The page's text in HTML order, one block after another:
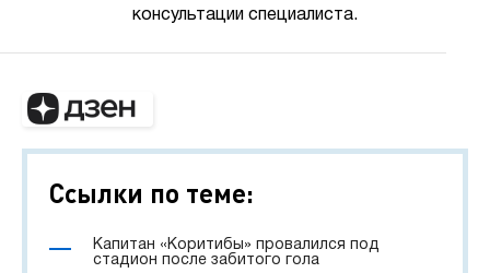
консультации специалиста.
Ссылки по теме:
Капитан «Коритибы» провалился под
стадион после забитого гола